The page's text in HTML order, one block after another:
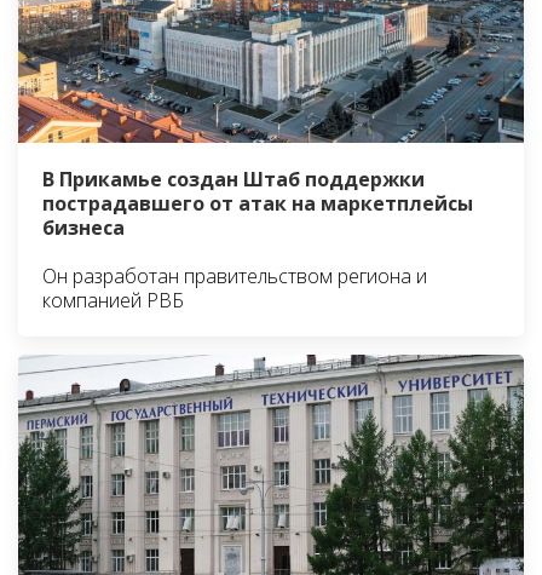
В Прикамье создан Штаб поддержки
пострадавшего от атак на маркетплейсы
бизнеса
Он разработан правительством региона и
компанией РВБ